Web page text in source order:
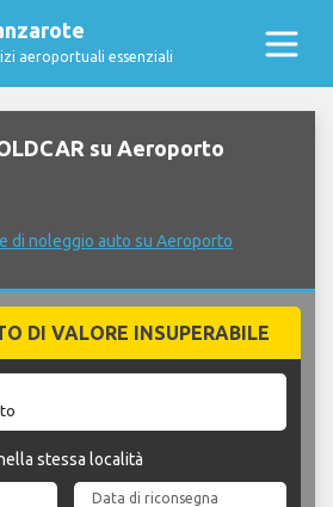
aeroportuali essenziali
su Aeroporto
di noleggio auto su Aeroporto
DI VALORE INSUPERABILE
stessa località
Data di riconsegna